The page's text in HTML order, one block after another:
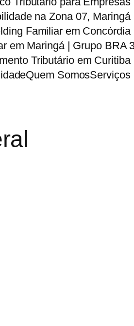
na Zona 07,
Familiar em
em Maringá | Grupo BRA
Tributário em
Quem SomosServiços